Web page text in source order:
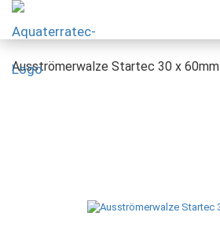
Ausströmerwalze Startec 30 x 60mm